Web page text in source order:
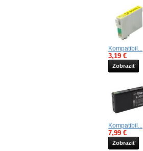
Kompatibil...
3,19 €
Zobraziť
Kompatibil...
7,99 €
Zobraziť